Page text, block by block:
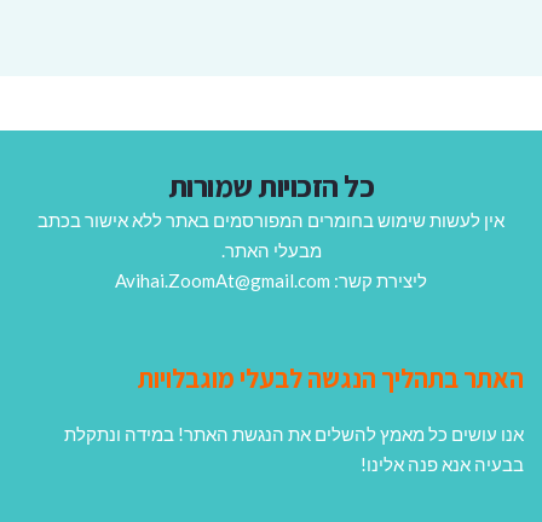
כל הזכויות שמורות
אין לעשות שימוש בחומרים המפורסמים באתר ללא אישור בכתב
מבעלי האתר.
ליצירת קשר: Avihai.ZoomAt@gmail.com
האתר בתהליך הנגשה לבעלי מוגבלויות
אנו עושים כל מאמץ להשלים את הנגשת האתר! במידה ונתקלת
בבעיה אנא פנה אלינו!